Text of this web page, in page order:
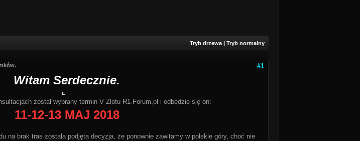
Tryb drzewa | Tryb normalny
#1
Witam Serdecznie.
został wybrany termin V Zlotu R1-Forum.pl i odbędzie się on:
11-12-13 MAJ 2018
na brak tras została podjęta decyzja, że ponownie zawitamy w polskie góry, choć nie